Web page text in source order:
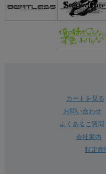
カートを見る
お問い合わせ
よくあるご質問
会社案内
特定商